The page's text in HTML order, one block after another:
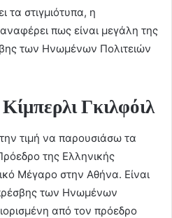
τα στιγμιότυπα, η
πως είναι μεγάλη της
των Ηνωμένων Πολιτειών
Γκιλφόιλ
τιμή να παρουσιάσω τα
της Ελληνικής
Μέγαρο στην Αθήνα. Είναι
των Ηνωμένων
από τον πρόεδρο